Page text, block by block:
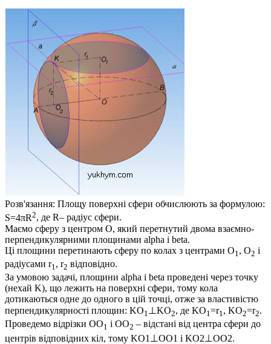
Розв'язання: Площу поверхні сфери обчислюють за формулою:
S=4πR2, де R– радіус сфери.
Маємо сферу з центром O, який перетнутий двома взаємно-
перпендикулярними площинами alpha і beta.
Ці площини перетинають сферу по колах з центрами O1 , O2 і
радіусами r1, r2 відповідно.
За умовою задачі, площини alpha і beta проведені через точку
(нехай K), що лежить на поверхні сфери, тому кола
дотикаються одне до одного в цій точці, отже за властивістю
перпендикулярності площин: KO1 ⊥KO2, де KO1=r1, KO2=r2.
Проведемо відрізки OO1 і OO2 – відстані від центра сфери до
центрів відповідних кіл, тому KO1⊥OO1 і KO2⊥OO2.